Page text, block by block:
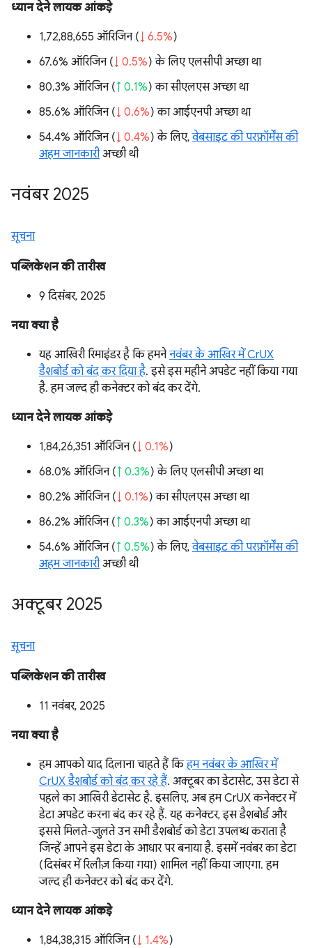
ध्यान देने लायक आंकड़े
1,72,88,655 ऑरिजिन (↓ 6.5%)
67.6% ऑरिजिन (↓ 0.5%) के लिए एलसीपी अच्छा था
80.3% ऑरिजिन (↑ 0.1%) का सीएलएस अच्छा था
85.6% ऑरिजिन (↓ 0.6%) का आईएनपी अच्छा था
54.4% ऑरिजिन (↓ 0.4%) के लिए,वेबसाइट की परफ़ॉर्मेंस की
अहम जानकारीअच्छी थी
नवंबर 2025
सूचना
पब्लिकेशन की तारीख
9 दिसंबर, 2025
नया क्या है
यह आखिरी रिमाइंडर है कि हमनेनवंबर के आखिर में CrUX
डैशबोर्ड को बंद कर दिया है. इसे इस महीने अपडेट नहीं किया गया
है. हम जल्द ही कनेक्टर को बंद कर देंगे.
ध्यान देने लायक आंकड़े
1,84,26,351 ऑरिजिन (↓ 0.1%)
68.0% ऑरिजिन (↑ 0.3%) के लिए एलसीपी अच्छा था
80.2% ऑरिजिन (↓ 0.1%) का सीएलएस अच्छा था
86.2% ऑरिजिन (↑ 0.3%) का आईएनपी अच्छा था
54.6% ऑरिजिन (↑ 0.5%) के लिए,वेबसाइट की परफ़ॉर्मेंस की
अहम जानकारीअच्छी थी
अक्टूबर 2025
सूचना
पब्लिकेशन की तारीख
11 नवंबर, 2025
नया क्या है
हम आपको याद दिलाना चाहते हैं किहम नवंबर के आखिर में
CrUX डैशबोर्ड को बंद कर रहे हैं. अक्टूबर का डेटासेट, उस डेटा से
पहले का आखिरी डेटासेट है. इसलिए, अब हम CrUX कनेक्टर में
डेटा अपडेट करना बंद कर रहे हैं. यह कनेक्टर, इस डैशबोर्ड और
इससे मिलते-जुलते उन सभी डैशबोर्ड को डेटा उपलब्ध कराता है
जिन्हें आपने इस डेटा के आधार पर बनाया है. इसमें नवंबर का डेटा
(दिसंबर में रिलीज़ किया गया) शामिल नहीं किया जाएगा. हम
जल्द ही कनेक्टर को बंद कर देंगे.
ध्यान देने लायक आंकड़े
1,84,38,315 ऑरिजिन (↓ 1.4%)